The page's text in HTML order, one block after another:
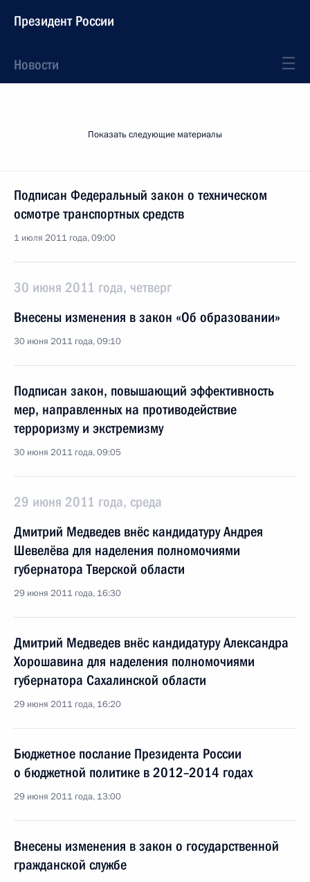
Президент России
Новости
Показать следующие материалы
Подписан Федеральный закон о техническом
осмотре транспортных средств
1 июля 2011 года, 09:00
30 июня 2011 года, четверг
Внесены изменения в закон «Об образовании»
30 июня 2011 года, 09:10
Подписан закон, повышающий эффективность
мер, направленных на противодействие
терроризму и экстремизму
30 июня 2011 года, 09:05
29 июня 2011 года, среда
Дмитрий Медведев внёс кандидатуру Андрея
Шевелёва для наделения полномочиями
губернатора Тверской области
29 июня 2011 года, 16:30
Дмитрий Медведев внёс кандидатуру Александра
Хорошавина для наделения полномочиями
губернатора Сахалинской области
29 июня 2011 года, 16:20
Бюджетное послание Президента России
о бюджетной политике в 2012–2014 годах
29 июня 2011 года, 13:00
Внесены изменения в закон о государственной
гражданской службе